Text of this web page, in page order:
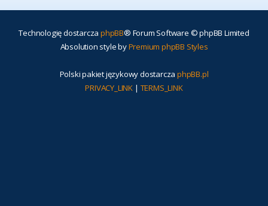
Technologię dostarcza phpBB® Forum Software © phpBB Limited
Absolution style byPremium phpBB Styles
Polski pakiet językowy dostarcza phpBB.pl
PRIVACY_LINK | TERMS_LINK